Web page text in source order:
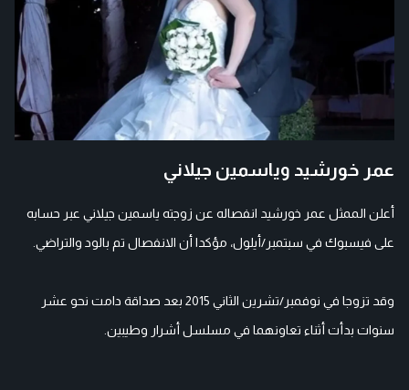
عمر خورشيد وياسمين جيلاني
أعلن الممثل عمر خورشيد انفصاله عن زوجته ياسمين جيلاني عبر حسابه
على فيسبوك في سبتمبر/أيلول، مؤكدا أن الانفصال تم بالود والتراضي.
وقد تزوجا في نوفمبر/تشرين الثاني 2015 بعد صداقة دامت نحو عشر
سنوات بدأت أثناء تعاونهما في مسلسل أشرار وطيبين.